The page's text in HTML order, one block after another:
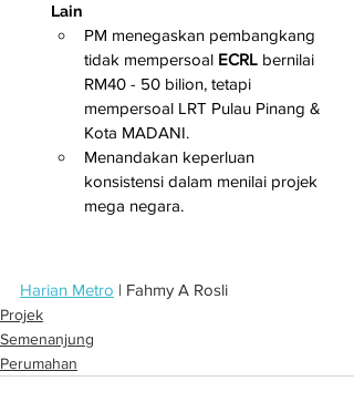
Lain
PM menegaskan pembangkang
tidak mempersoal ECRL bernilai
RM40 - 50 bilion, tetapi
mempersoal LRT Pulau Pinang &
Kota MADANI.
Menandakan keperluan
konsistensi dalam menilai projek
mega negara.
Harian Metro | Fahmy A Rosli
Projek
Semenanjung
Perumahan